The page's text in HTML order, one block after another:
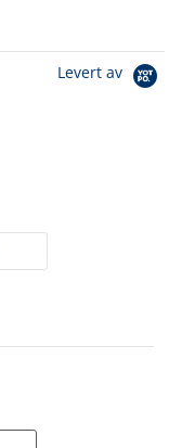
Levert av